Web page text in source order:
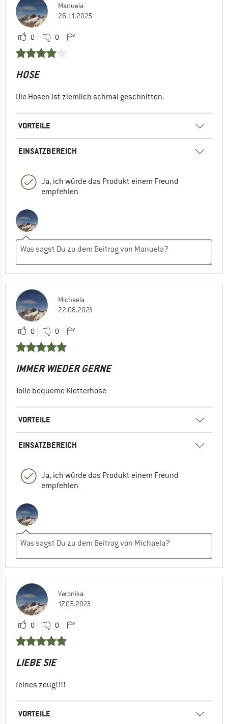
Manuela
26.11.2025
0 0
HOSE
Die Hosen ist ziemlich schmal geschnitten.
VORTEILE
EINSATZBEREICH
Ja, ich würde das Produkt einem Freund
empfehlen
Michaela
22.08.2023
0 0
IMMER WIEDER GERNE
Tolle bequeme Kletterhose
VORTEILE
EINSATZBEREICH
Ja, ich würde das Produkt einem Freund
empfehlen
Veronika
17.05.2023
0 0
LIEBE SIE
feines zeug!!!!
VORTEILE